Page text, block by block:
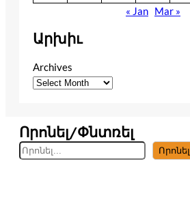
« Jan Mar »
Արխիւ
Archives
Որոնել/Փնտռել
S
e
Որոնել